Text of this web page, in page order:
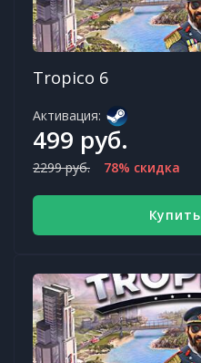
Tropico 6
Активация:
499 руб.
2299 руб. 78% скидка
Купить